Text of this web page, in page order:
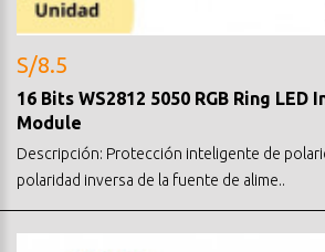
S/8.5
16 Bits WS2812 5050 RGB Ring
Module
Descripción: Protección inteligente de
polaridad inversa de la fuente de alime..